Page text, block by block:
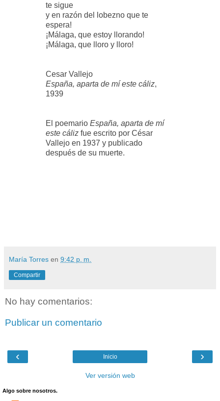
te sigue
y en razón del lobezno que te
espera!
¡Málaga, que estoy llorando!
¡Málaga, que lloro y lloro!
Cesar Vallejo
España, aparta de mí este cáliz,
1939
El poemarioEspaña, aparta de mí
este cáliz fue escrito por César
Vallejo en 1937 y publicado
después de su muerte.
María Torres en 9:42 p. m.
Compartir
No hay comentarios:
Publicar un comentario
‹ ›
Inicio
Ver versión web
Algo sobre nosotros.